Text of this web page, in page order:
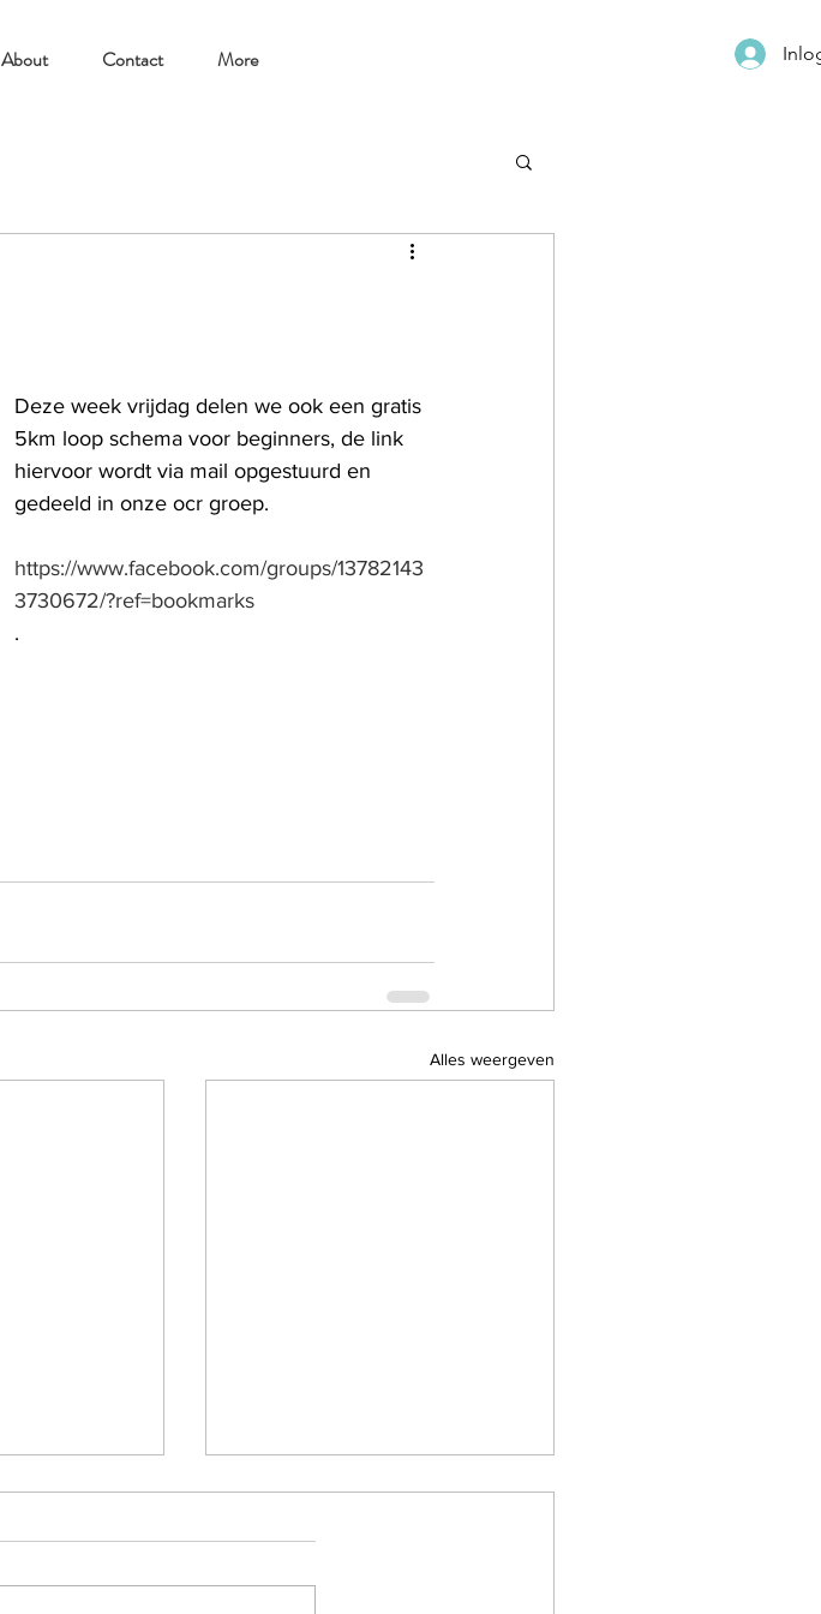
About Contact More
Deze week vrijdag delen we ook een gratis
5km loop schema voor beginners, de link
hiervoor wordt via mail opgestuurd en
gedeeld in onze ocr groep.
https://www.facebook.com/groups/13782143
3730672/?ref=bookmarks
.
Alles weergeven